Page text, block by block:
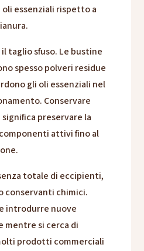
essenziali rispetto a
taglio sfuso. Le bustine
spesso polveri residue
gli oli essenziali nel
Conservare
preservare la
attivi fino al
totale di eccipienti,
conservanti chimici.
introdurre nuove
mentre si cerca di
prodotti commerciali